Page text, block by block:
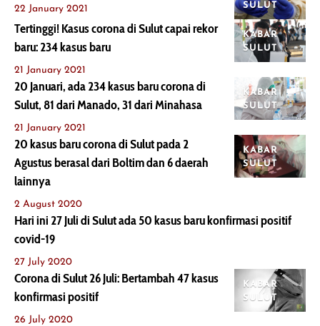
SULUT
22 January 2021
KABAR
SULUT
Tertinggi! Kasus corona di Sulut capai rekor
baru: 234 kasus baru
21 January 2021
KABAR
SULUT
20 Januari, ada 234 kasus baru corona di
Sulut, 81 dari Manado, 31 dari Minahasa
21 January 2021
KABAR
SULUT
20 kasus baru corona di Sulut pada 2
Agustus berasal dari Boltim dan 6 daerah
lainnya
2 August 2020
Hari ini 27 Juli di Sulut ada 50 kasus baru konfirmasi positif
covid-19
27 July 2020
KABAR
SULUT
Corona di Sulut 26 Juli: Bertambah 47 kasus
konfirmasi positif
26 July 2020